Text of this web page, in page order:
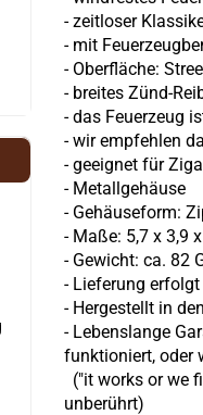
-zeitloser
- mit
- Oberfläche:
- breites Zünd-
- das Feuerzeug
- wir empfehlen
- geeignet für
- Metallgehäuse
- Gehäuseform:
- Maße: 5,7 x 3,9
- Gewicht: ca. 82
- Lieferung
- Hergestellt in
- Lebenslange
funktioniert, oder
("it works or we
unberührt)